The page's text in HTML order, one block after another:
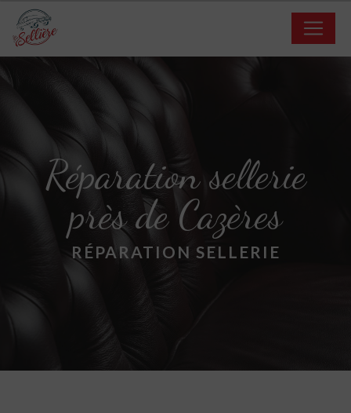
Réparation sellerie
près de Cazères
RÉPARATION SELLERIE
Panneau de gestion des cookies